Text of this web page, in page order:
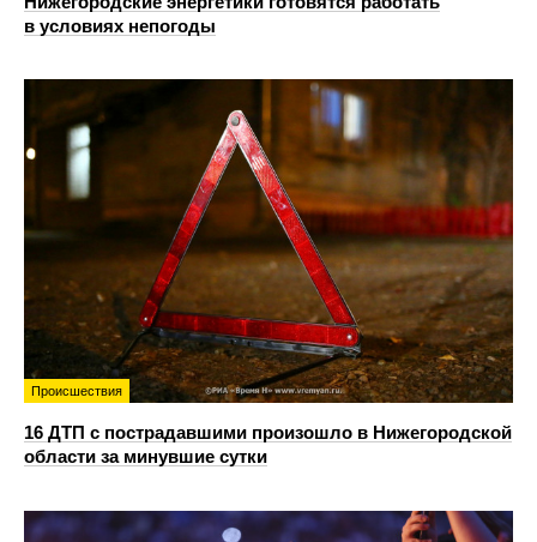
в условиях непогоды
Происшествия
16 ДТП с пострадавшими произошло в Нижегородской
области за минувшие сутки